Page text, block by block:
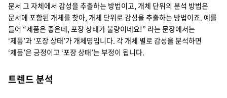
문서 그 자체에서 감성을 추출하는 방법이고, 개체 단위의 분석 방법은
문서에 포함된 개체를 찾아, 개체 단위로 감성을 추출하는 방법이죠. 예를
들어 “제품은 좋은데, 포장 상태가 불량이네요!” 라는 문장에서는
‘제품’과 ‘포장 상태’가 개체명입니다. 각 개체 별로 감성을 분석하면
‘제품’은 긍정이고 ‘포장 상태’는 부정이 됩니다.
트렌드 분석